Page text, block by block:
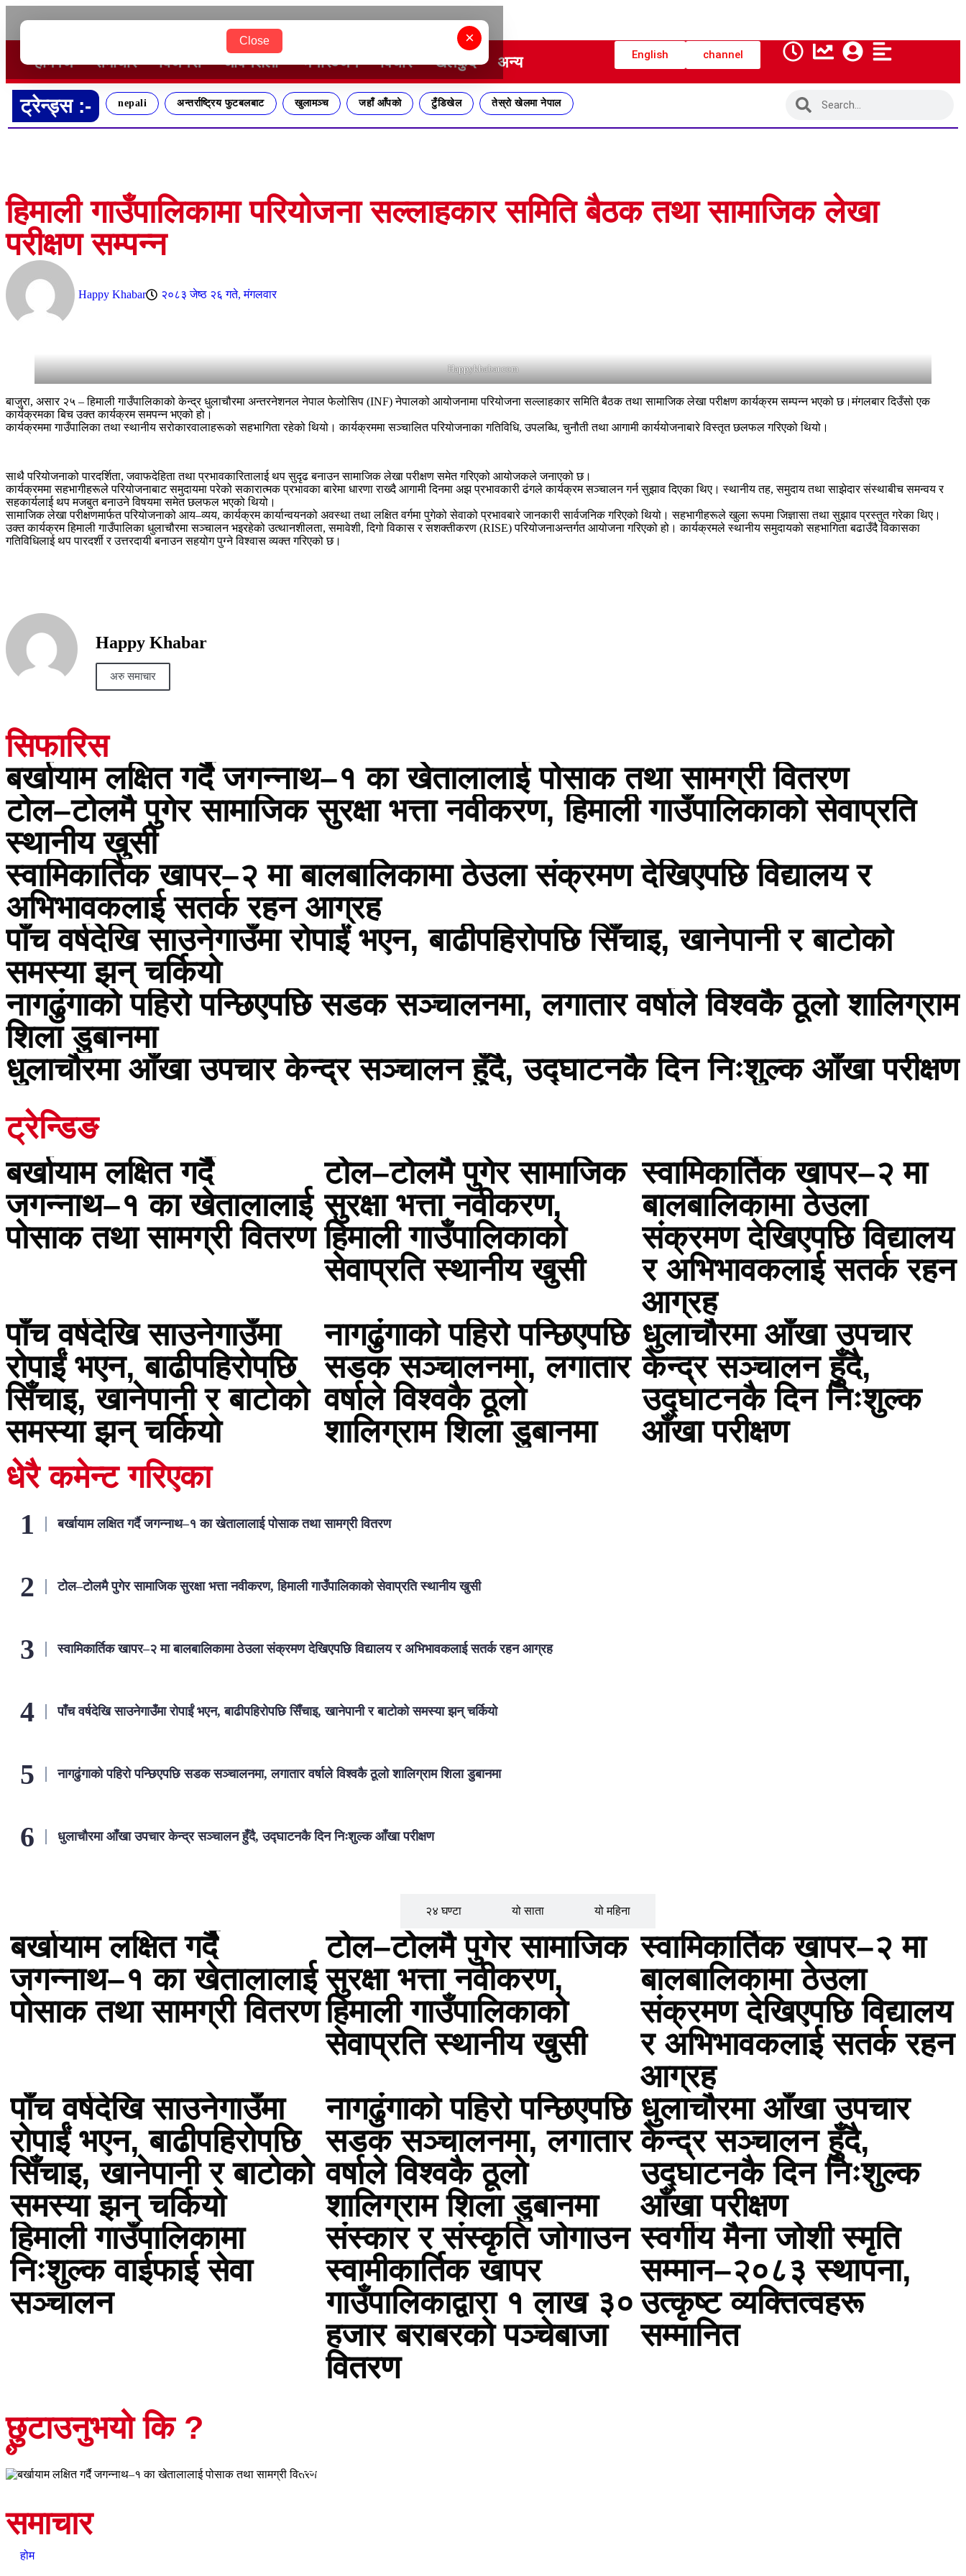
Close ×
होमपेज समाचार बिजनेस जीवनशैली मनोरञ्जन विचार खेलकुद अन्य English channel
ट्रेन्ड्स :- nepali अन्तर्राष्ट्रिय फुटबलबाट खुलामञ्च जहाँ आँपको टुँडिखेल तेस्रो खेलमा नेपाल
हिमाली गाउँपालिकामा परियोजना सल्लाहकार समिति बैठक तथा सामाजिक लेखा
परीक्षण सम्पन्न
Happy Khabar २०८३ जेष्ठ २६ गते, मंगलवार
Happykhabar.com
बाजुरा, असार २५ – हिमाली गाउँपालिकाको केन्द्र धुलाचौरमा अन्तरनेशनल नेपाल फेलोसिप (INF) नेपालको आयोजनामा परियोजना सल्लाहकार समिति बैठक तथा सामाजिक लेखा परीक्षण कार्यक्रम सम्पन्न भएको छ।मंगलबार दिउँसो एक
कार्यक्रमका बिच उक्त कार्यक्रम समपन्न भएको हो।
कार्यक्रममा गाउँपालिका तथा स्थानीय सरोकारवालाहरूको सहभागिता रहेको थियो। कार्यक्रममा सञ्चालित परियोजनाका गतिविधि, उपलब्धि, चुनौती तथा आगामी कार्ययोजनाबारे विस्तृत छलफल गरिएको थियो।
साथै परियोजनाको पारदर्शिता, जवाफदेहिता तथा प्रभावकारितालाई थप सुदृढ बनाउन सामाजिक लेखा परीक्षण समेत गरिएको आयोजकले जनाएको छ।
कार्यक्रममा सहभागीहरूले परियोजनाबाट समुदायमा परेको सकारात्मक प्रभावका बारेमा धारणा राख्दै आगामी दिनमा अझ प्रभावकारी ढंगले कार्यक्रम सञ्चालन गर्न सुझाव दिएका थिए। स्थानीय तह, समुदाय तथा साझेदार संस्थाबीच समन्वय र
सहकार्यलाई थप मजबुत बनाउने विषयमा समेत छलफल भएको थियो।
सामाजिक लेखा परीक्षणमार्फत परियोजनाको आय–व्यय, कार्यक्रम कार्यान्वयनको अवस्था तथा लक्षित वर्गमा पुगेको सेवाको प्रभावबारे जानकारी सार्वजनिक गरिएको थियो। सहभागीहरूले खुला रूपमा जिज्ञासा तथा सुझाव प्रस्तुत गरेका थिए।
उक्त कार्यक्रम हिमाली गाउँपालिका धुलाचौरमा सञ्चालन भइरहेको उत्थानशीलता, समावेशी, दिगो विकास र सशक्तीकरण (RISE) परियोजनाअन्तर्गत आयोजना गरिएको हो। कार्यक्रमले स्थानीय समुदायको सहभागिता बढाउँदै विकासका
गतिविधिलाई थप पारदर्शी र उत्तरदायी बनाउन सहयोग पुग्ने विश्वास व्यक्त गरिएको छ।
Happy Khabar
अरु समाचार
सिफारिस
बर्खायाम लक्षित गर्दै जगन्नाथ–१ का खेतालालाई पोसाक तथा सामग्री वितरण
टोेल–टोेलमै पुगेर सामाजिक सुरक्षा भत्ता नवीकरण, हिमाली गाउँपालिकाको सेवाप्रति
स्थानीय खुसी
स्वामिकार्तिक खापर–२ मा बालबालिकामा ठेउला संक्रमण देखिएपछि विद्यालय र
अभिभावकलाई सतर्क रहन आग्रह
पाँच वर्षदेखि साउनेगाउँमा रोपाईं भएन, बाढीपहिरोपछि सिँचाइ, खानेपानी र बाटोको
समस्या झन् चर्कियो
नागढुंगाको पहिरो पन्छिएपछि सडक सञ्चालनमा, लगातार वर्षाले विश्वकै ठूलो शालिग्राम
शिला डुबानमा
धुलाचौरमा आँखा उपचार केन्द्र सञ्चालन हुँदै, उद्घाटनकै दिन निःशुल्क आँखा परीक्षण
ट्रेन्डिङ
बर्खायाम लक्षित गर्दै
जगन्नाथ–१ का खेतालालाई
पोसाक तथा सामग्री वितरण
टोेल–टोेलमै पुगेर सामाजिक
सुरक्षा भत्ता नवीकरण,
हिमाली गाउँपालिकाको
सेवाप्रति स्थानीय खुसी
स्वामिकार्तिक खापर–२ मा
बालबालिकामा ठेउला
संक्रमण देखिएपछि विद्यालय
र अभिभावकलाई सतर्क रहन
आग्रह
पाँच वर्षदेखि साउनेगाउँमा
रोपाईं भएन, बाढीपहिरोपछि
सिँचाइ, खानेपानी र बाटोको
समस्या झन् चर्कियो
नागढुंगाको पहिरो पन्छिएपछि
सडक सञ्चालनमा, लगातार
वर्षाले विश्वकै ठूलो
शालिग्राम शिला डुबानमा
धुलाचौरमा आँखा उपचार
केन्द्र सञ्चालन हुँदै,
उद्घाटनकै दिन निःशुल्क
आँखा परीक्षण
धेरै कमेन्ट गरिएका
बर्खायाम लक्षित गर्दै जगन्नाथ–१ का खेतालालाई पोसाक तथा सामग्री वितरण
टोेल–टोेलमै पुगेर सामाजिक सुरक्षा भत्ता नवीकरण, हिमाली गाउँपालिकाको सेवाप्रति स्थानीय खुसी
स्वामिकार्तिक खापर–२ मा बालबालिकामा ठेउला संक्रमण देखिएपछि विद्यालय र अभिभावकलाई सतर्क रहन आग्रह
पाँच वर्षदेखि साउनेगाउँमा रोपाईं भएन, बाढीपहिरोपछि सिँचाइ, खानेपानी र बाटोको समस्या झन् चर्कियो
नागढुंगाको पहिरो पन्छिएपछि सडक सञ्चालनमा, लगातार वर्षाले विश्वकै ठूलो शालिग्राम शिला डुबानमा
धुलाचौरमा आँखा उपचार केन्द्र सञ्चालन हुँदै, उद्घाटनकै दिन निःशुल्क आँखा परीक्षण
२४ घण्टा यो साता यो महिना
बर्खायाम लक्षित गर्दै
जगन्नाथ–१ का खेतालालाई
पोसाक तथा सामग्री वितरण
टोेल–टोेलमै पुगेर सामाजिक
सुरक्षा भत्ता नवीकरण,
हिमाली गाउँपालिकाको
सेवाप्रति स्थानीय खुसी
स्वामिकार्तिक खापर–२ मा
बालबालिकामा ठेउला
संक्रमण देखिएपछि विद्यालय
र अभिभावकलाई सतर्क रहन
आग्रह
पाँच वर्षदेखि साउनेगाउँमा
रोपाईं भएन, बाढीपहिरोपछि
सिँचाइ, खानेपानी र बाटोको
समस्या झन् चर्कियो
नागढुंगाको पहिरो पन्छिएपछि
सडक सञ्चालनमा, लगातार
वर्षाले विश्वकै ठूलो
शालिग्राम शिला डुबानमा
धुलाचौरमा आँखा उपचार
केन्द्र सञ्चालन हुँदै,
उद्घाटनकै दिन निःशुल्क
आँखा परीक्षण
हिमाली गाउँपालिकामा
निःशुल्क वाईफाई सेवा
सञ्चालन
संस्कार र संस्कृति जोगाउन
स्वामीकार्तिक खापर
गाउँपालिकाद्वारा १ लाख ३०
हजार बराबरको पञ्चेबाजा
वितरण
स्वर्गीय मैना जोशी स्मृति
सम्मान–२०८३ स्थापना,
उत्कृष्ट व्यक्तित्वहरू
सम्मानित
छुटाउनुभयो कि ?
जीवनशैली
बर्खायाम लक्षित गर्दै जगन्नाथ–१ का खेतालालाई पोसाक तथा सामग्री वितरण
समाचार
होम